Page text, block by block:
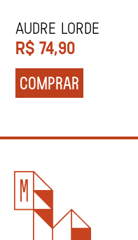
Audre Lorde
R$ 74,90
COMPRAR